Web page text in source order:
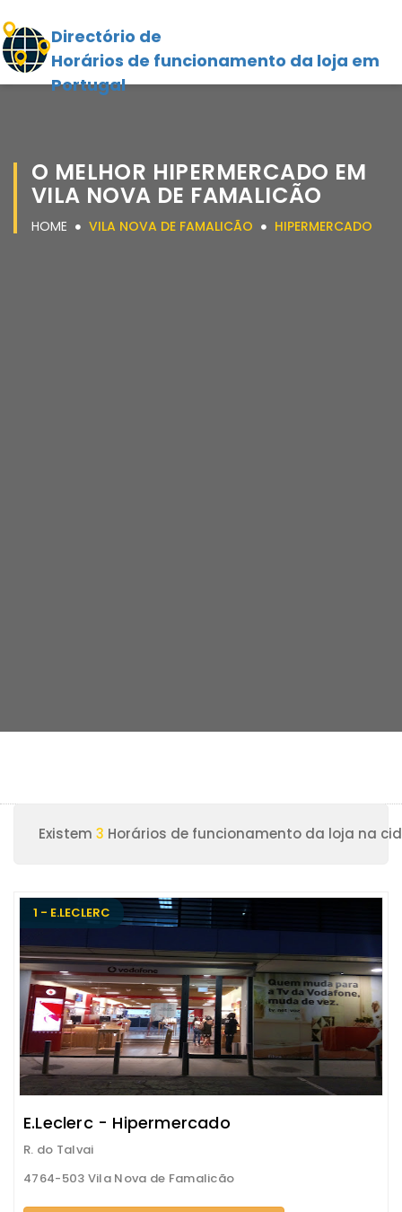
Directório de
Horários de funcionamento da loja em
Portugal
O MELHOR HIPERMERCADO EM
VILA NOVA DE FAMALICÃO
HOME VILA NOVA DE FAMALICÃO HIPERMERCADO
Existem 3 Horários de funcionamento da loja na
1 - E.LECLERC
E.Leclerc - Hipermercado
R. do Talvai
4764-503 Vila Nova de Famalicão